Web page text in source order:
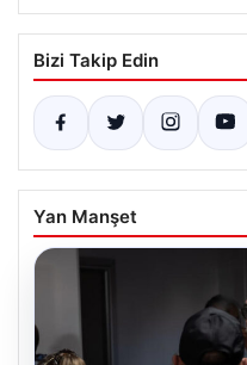
Bizi Takip Edin
Yan Manşet